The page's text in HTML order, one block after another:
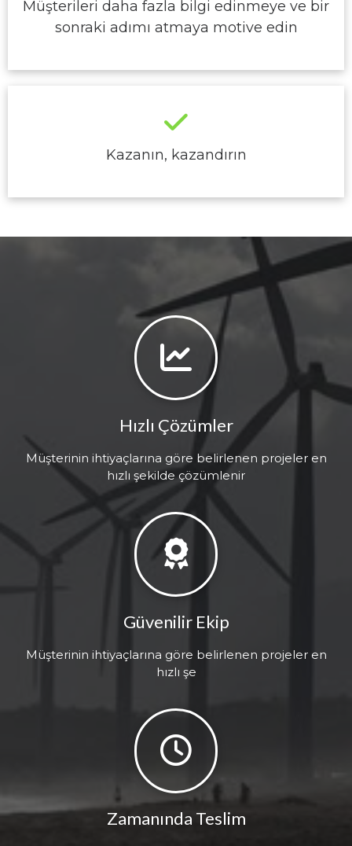
Müşterileri daha fazla bilgi edinmeye ve bir
sonraki adımı atmaya motive edin
Kazanın, kazandırın
Hızlı Çözümler
Müşterinin ihtiyaçlarına göre belirlenen projeler en
hızlı şekilde çözümlenir
Güvenilir Ekip
Müşterinin ihtiyaçlarına göre belirlenen projeler en
hızlı şe
Zamanında Teslim